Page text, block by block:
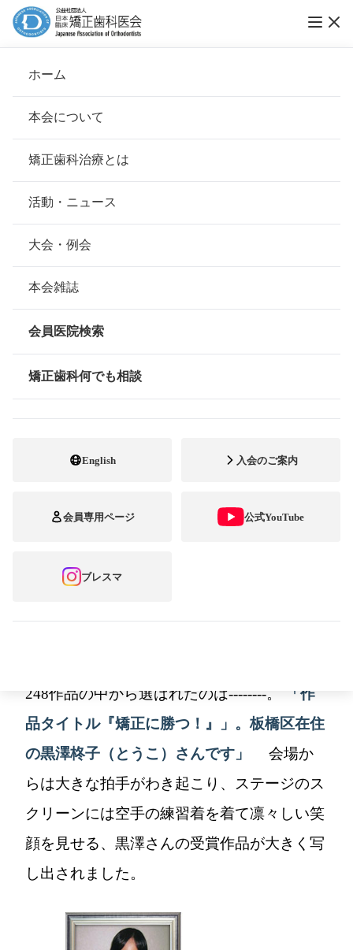
ホーム
本会について
会長挨拶
基本理念
組織について
本会の歴史
情報公開
矯正歯科治療とは
安心して治療を受けていただくための「6つの指針」
安心できる矯正歯科治療契約のための「7つの提言」
矯正歯科治療について
活動・ニュース
大会・例会
本会雑誌
会員医院検索
矯正歯科何でも相談
English 入会のご案内
会員専用ページ 公式YouTube
ブレスマ
Vol.06 第8回「ブレーススマイルコンテスト」
表彰式と、舞台裏
ブレーススマイルコンテスト
公開日：2015年04月27日（月）
表彰式が始ま
ってしばらく経
った頃、「それ
『ブレーススマ
ト』受賞者の表彰に移らせていただきます」
248作品の中から選ばれたのは--------。
「作
品タイトル『矯正に勝つ！』」。板橋区在住
の黒澤柊子（とうこ）さんです」
会場か
らは大きな拍手がわき起こり、ステージのス
クリーンには空手の練習着を着て凛々しい笑
顔を見せる、黒澤さんの受賞作品が大きく写
し出されました。